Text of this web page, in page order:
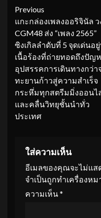
Continue
Reading
Previous
แกะกล่องเพลงออริจินัล ว
CGM48 ส่ง “เพลง 2565”
ซิงเกิลลำดับที่ 5 จุดเด่นอ
เนื้อร้องที่ถ่ายทอดถึงปัญ
อุปสรรคการเดินทางกว่า
ทะยานก้าวสู่ความสำเร็จ
กระหึ่มทุกสตรีมมิ่งออนไ
และคลื่นวิทยุชั้นนำทั่ว
ประเทศ
ใส่ความเห็น
อีเมลของคุณจะไม่แส
จำเป็นถูกทำเครื่องหม
ความเห็น*